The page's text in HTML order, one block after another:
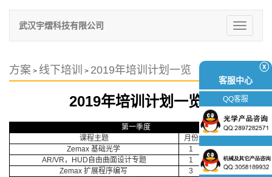
切
换
武汉宇熠科技有限公司
方案 > 线下培训 > 2019年培训计划一览
2019年培训计划一览
第一季度
课程主题
月份 日期
地点
Zemax 基础光学
1 7~8
AR/VR，HUD自由曲面设计专题
1 14-15
武汉
Zemax 扩展程序编写
3 14
上海
ⓧ
客服中心
QQ客服